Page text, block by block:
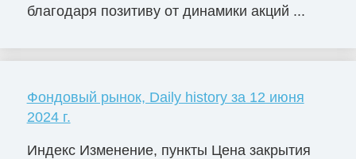
благодаря позитиву от динамики акций ...
Фондовый рынок, Daily history за 12 июня
2024 г.
Индекс Изменение, пункты Цена закрытия